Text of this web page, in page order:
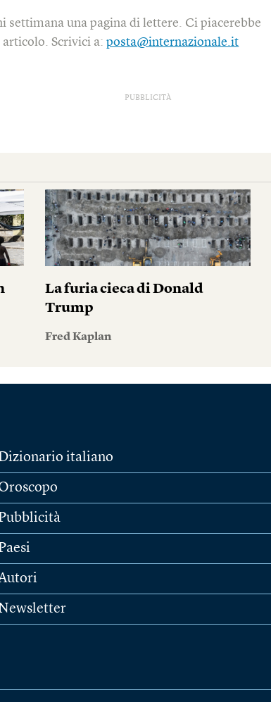
settimana una pagina di lettere. Ci piacerebbe
articolo. Scrivici a:posta@internazionale.it
PUBBLICITÀ
La furia cieca di Donald
Trump
Fred Kaplan
italiano